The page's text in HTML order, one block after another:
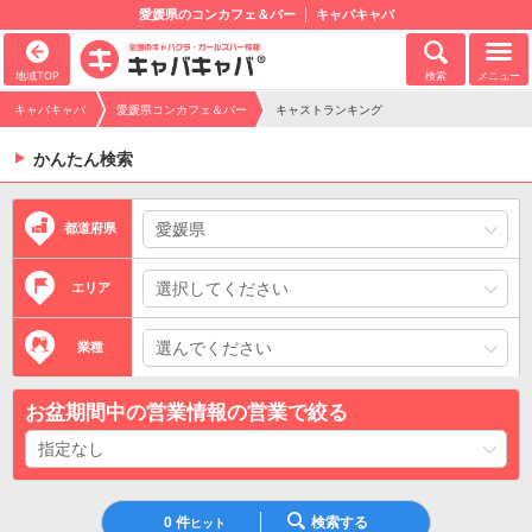
愛媛県のコンカフェ＆バー キャバキャバ
地域TOP 検索 メニュー
キャバキャバ 愛媛県コンカフェ＆バー キャストランキング
かんたん検索
都道府県
エリア
業種
お盆期間中の営業情報の営業で絞る
0 件ヒット 検索する